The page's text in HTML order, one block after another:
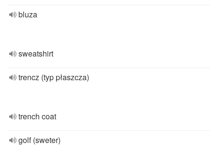
bluza
sweatshirt
trencz (typ płaszcza)
trench coat
golf (sweter)